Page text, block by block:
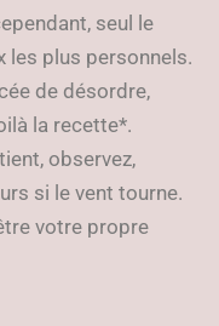
seul le
les plus personnels.
de désordre,
la recette*.
observez,
si le vent tourne.
votre propre